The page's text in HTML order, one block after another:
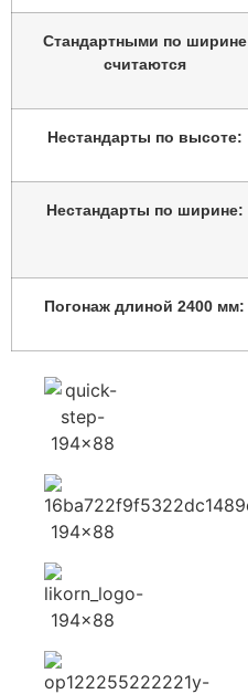
Стандартными по ширине
считаются
Нестандарты по высоте:
Нестандарты по ширине:
Погонаж длиной 2400 мм: